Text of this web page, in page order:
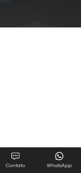
WhatsApp
Contato